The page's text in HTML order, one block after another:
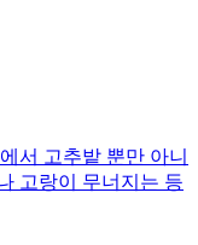
서 고추밭 뿐만 아니
고랑이 무너지는 등